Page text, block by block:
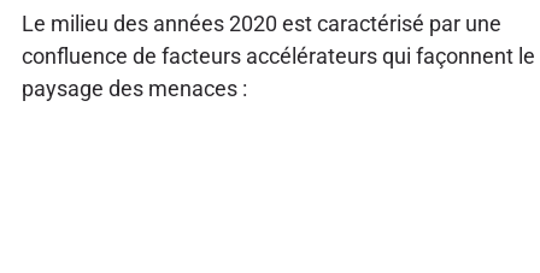
Le milieu des années 2020 est caractérisé par une
confluence de facteurs accélérateurs qui façonnent le
paysage des menaces :